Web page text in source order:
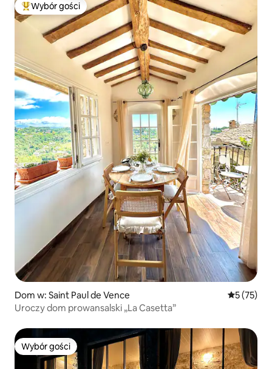
Najpopularniejsze z kategorii Wybór gości
Wybór gości
Dom w: Saint Paul de Vence Średnia
5 (75)
Uroczy dom prowansalski „La Casetta”
Wybór gości
Wybór gości